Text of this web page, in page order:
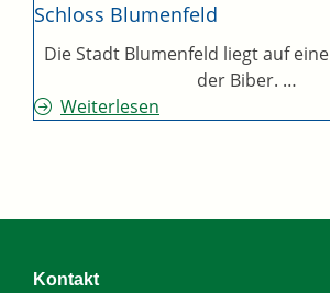
Schloss Blumenfeld
Die Stadt Blumenfeld liegt auf
der Biber. …
Weiterlesen
Kontakt